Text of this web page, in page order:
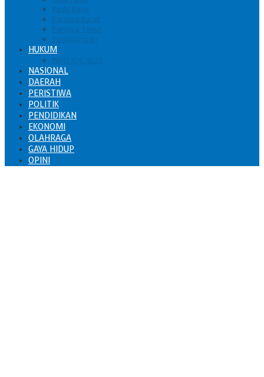
Kedu Raya
Pantura Barat
Pantura Timur
Semarangan
HUKUM
INFO KHUSUS
NASIONAL
DAERAH
PERISTIWA
POLITIK
PENDIDIKAN
EKONOMI
OLAHRAGA
GAYA HIDUP
OPINI